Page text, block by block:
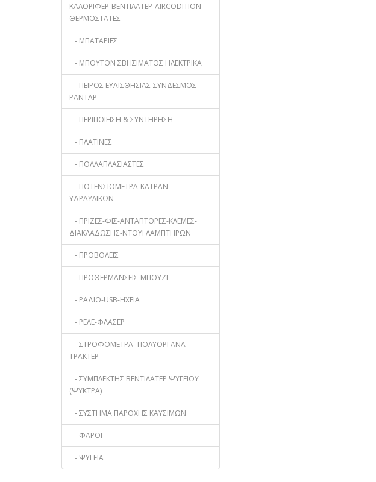
ΚΑΛΟΡΙΦΕΡ-ΒΕΝΤΙΛΑΤΕΡ-AIRCODITION-
ΘΕΡΜΟΣΤΑΤΕΣ
- ΜΠΑΤΑΡΙΕΣ
- ΜΠΟΥΤΟΝ ΣΒΗΣΙΜΑΤΟΣ ΗΛΕΚΤΡΙΚΑ
- ΠΕΙΡΟΣ ΕΥΑΙΣΘΗΣΙΑΣ-ΣΥΝΔΕΣΜΟΣ-
ΡΑΝΤΑΡ
- ΠΕΡΙΠΟΙΗΣΗ & ΣΥΝΤΗΡΗΣΗ
- ΠΛΑΤΙΝΕΣ
- ΠΟΛΛΑΠΛΑΣΙΑΣΤΕΣ
- ΠΟΤΕΝΣΙΟΜΕΤΡA-ΚΑΤΡΑΝ
ΥΔΡΑΥΛΙΚΩΝ
- ΠΡΙΖΕΣ-ΦΙΣ-ΑΝΤΑΠΤΟΡΕΣ-ΚΛΕΜΕΣ-
ΔΙΑΚΛΑΔΩΣΗΣ-ΝΤΟΥΙ ΛΑΜΠΤΗΡΩΝ
- ΠΡΟΒΟΛΕΙΣ
- ΠΡΟΘΕΡΜΑΝΣΕΙΣ-ΜΠΟΥΖΙ
- ΡΑΔΙΟ-USB-ΗΧΕΙΑ
- ΡΕΛΕ-ΦΛΑΣΕΡ
- ΣΤΡΟΦΟΜΕΤΡΑ -ΠΟΛΥΟΡΓΑΝΑ
ΤΡΑΚΤΕΡ
- ΣΥΜΠΛΕΚΤΗΣ ΒΕΝΤΙΛΑΤΕΡ ΨΥΓΕΙΟΥ
(ΨΥΚΤΡΑ)
- ΣΥΣΤΗΜΑ ΠΑΡΟΧΗΣ ΚΑΥΣΙΜΩΝ
- ΦΑΡΟΙ
- ΨΥΓΕΙΑ